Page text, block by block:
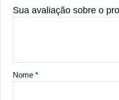
Sua avaliação sobre o
Nome*